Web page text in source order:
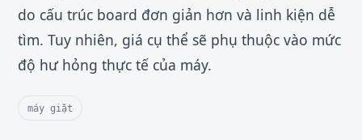
do cấu trúc board đơn giản hơn và linh kiện dễ
tìm. Tuy nhiên, giá cụ thể sẽ phụ thuộc vào mức
độ hư hỏng thực tế của máy.
máy giặt